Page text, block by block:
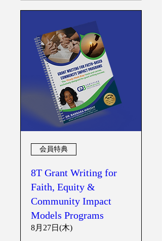
会員特典
8T Grant Writing for
Faith, Equity &
Community Impact
Models Programs
8月27日(木)